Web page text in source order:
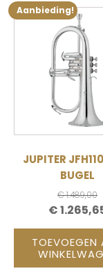
Aanbieding!
JUPITER
BUGEL
€1.489,00
PRIJS
WAS:
€
€
TOEVOEGEN